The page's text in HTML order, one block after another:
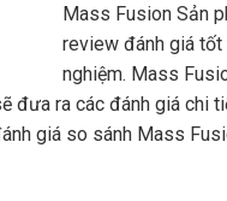
Mass Fusion Sản
review đánh giá
nghiệm. Mass
đưa ra các đánh giá chi
giá so sánh Mass